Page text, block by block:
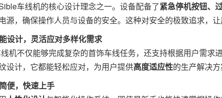
车线机的核心设计理念之一。设备配备了紧急停机按钮、
源，确保操作人员与设备的安全。这种对安全的极致追求，
设计，灵活应对多样化需求
机不仅能够完成复杂的首饰车线任务，还支持根据用户需求
设计，它都能轻松应对，为用户提供高度适应性的生产解决
便，快速上手